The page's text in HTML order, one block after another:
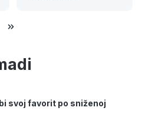
svoj favorit po sniženoj